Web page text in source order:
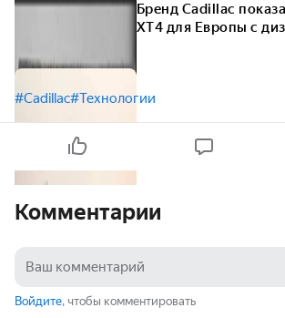
Бренд Cadillac
XT4 для Европы с
#Cadillac#Технологии
Комментарии
Войдите, чтобы комментировать